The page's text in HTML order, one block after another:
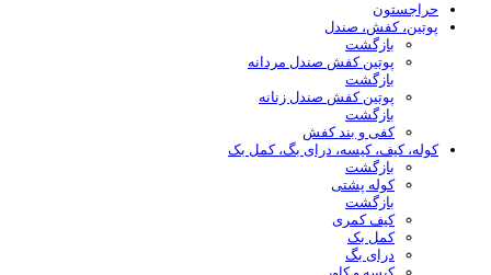
حراجستون
پوتین، کفش، صندل
بازگشت
پوتین کفش صندل مردانه
بازگشت
پوتین کفش صندل زنانه
بازگشت
کفی و بند کفش
کوله، کیف، کیسه، درای بگ، کمل بک
بازگشت
کوله پشتی
بازگشت
کیف کمری
کمل بک
درای بگ